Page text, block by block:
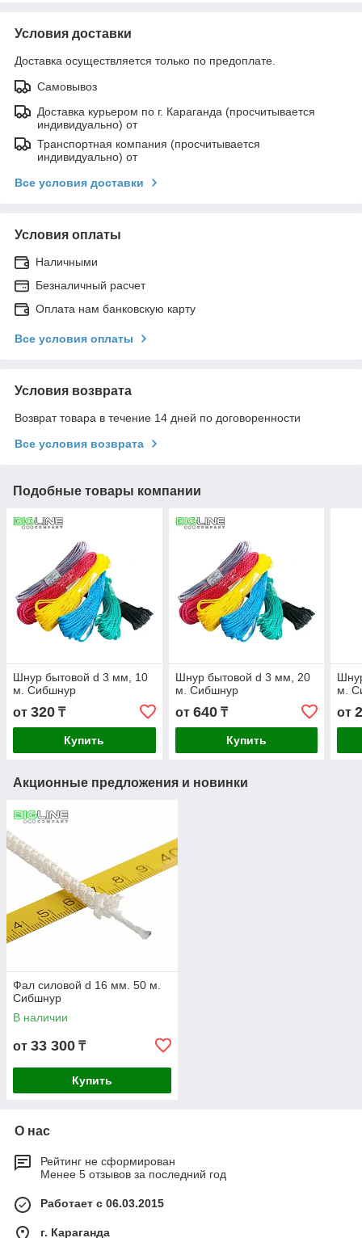
Условия доставки
Доставка осуществляется только по предоплате.
Самовывоз
Доставка курьером по г. Караганда (просчитывается
индивидуально) от
Транспортная компания (просчитывается
индивидуально) от
Все условия доставки
Условия оплаты
Наличными
Безналичный расчет
Оплата нам банковскую карту
Все условия оплаты
Условия возврата
Возврат товара в течение 14 дней по договоренности
Все условия возврата
Подобные товары компании
Шнур бытовой d 3 мм, 10
м. Сибшнур
от 320 ₸
Купить
Шнур бытовой d 3 мм, 20
м. Сибшнур
от 640₸
Купить
м.
от
Акционные предложения и новинки
Фал силовой d 16 мм. 50 м.
Сибшнур
В наличии
от 33 300 ₸
Купить
О нас
Рейтинг не сформирован
Менее 5 отзывов за последний год
Работает с 06.03.2015
г. Караганда